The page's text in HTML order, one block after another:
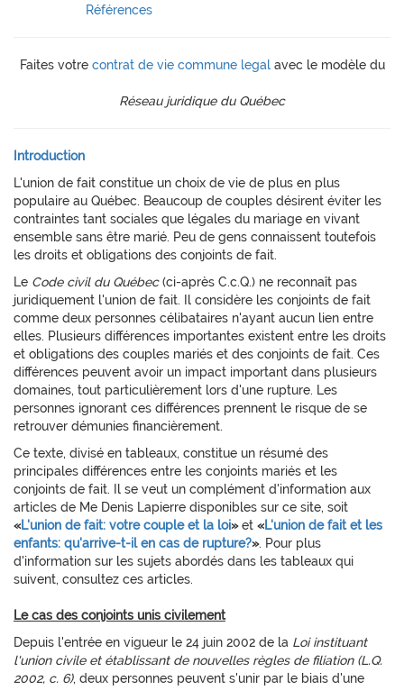
Références
Faites votre contrat de vie commune legalavec le modèle du
Réseau juridique du Québec
Introduction
L'union de fait constitue un choix de vie de plus en plus
populaire au Québec. Beaucoup de couples désirent éviter les
contraintes tant sociales que légales du mariage en vivant
ensemble sans être marié. Peu de gens connaissent toutefois
les droits et obligations des conjoints de fait.
Le Code civil du Québec(ci-après C.c.Q.) ne reconnaît pas
juridiquement l'union de fait. Il considère les conjoints de fait
comme deux personnes célibataires n'ayant aucun lien entre
elles. Plusieurs différences importantes existent entre les droits
et obligations des couples mariés et des conjoints de fait. Ces
différences peuvent avoir un impact important dans plusieurs
domaines, tout particulièrement lors d'une rupture. Les
personnes ignorant ces différences prennent le risque de se
retrouver démunies financièrement.
Ce texte, divisé en tableaux, constitue un résumé des
principales différences entre les conjoints mariés et les
conjoints de fait. Il se veut un complément d'information aux
articles de Me Denis Lapierre disponibles sur ce site, soit
«L'union de fait: votre couple et la loi»et «L'union de fait et les
enfants: qu'arrive-t-il en cas de rupture?». Pour plus
d'information sur les sujets abordés dans les tableaux qui
suivent, consultez ces articles.
Le cas des conjoints unis civilement
Depuis l'entrée en vigueur le 24 juin 2002 de la Loi instituant
l'union civile et établissant de nouvelles règles de filiation (L.Q.
2002, c. 6), deux personnes peuvent s'unir par le biais d'une